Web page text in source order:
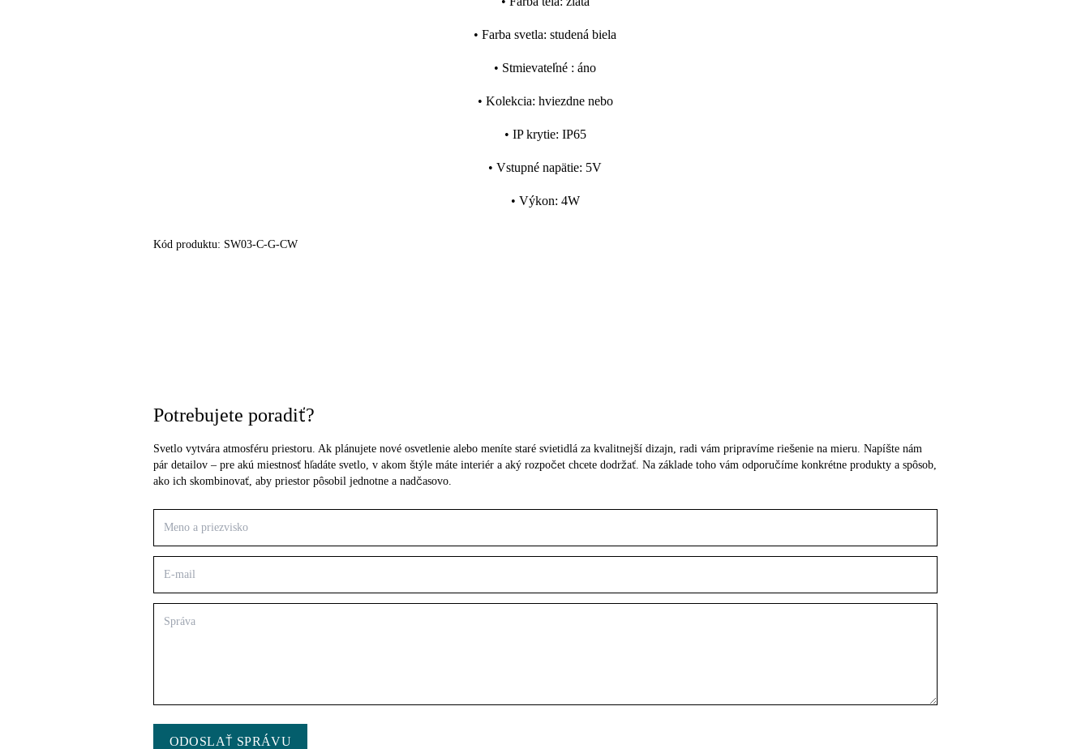
• Farba svetla: studená biela
• Stmievateľné : áno
• Kolekcia: hviezdne nebo
• IP krytie: IP65
• Vstupné napätie: 5V
• Výkon: 4W
Kód produktu: SW03-C-G-CW
Potrebujete poradiť?
Svetlo vytvára atmosféru priestoru. Ak plánujete nové osvetlenie alebo meníte staré svietidlá za kvalitnejší dizajn, radi vám pripravíme riešenie na mieru. Napíšte nám
pár detailov – pre akú miestnosť hľadáte svetlo, v akom štýle máte interiér a aký rozpočet chcete dodržať. Na základe toho vám odporučíme konkrétne produkty a spôsob,
ako ich skombinovať, aby priestor pôsobil jednotne a nadčasovo.
ODOSLAŤ SPRÁVU